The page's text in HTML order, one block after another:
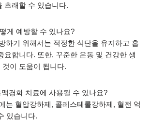
초래할 수 있습니다.
게 예방할 수 있나요?
하기 위해서는 적정한 식단을 유지하고 흡
요합니다. 또한, 꾸준한 운동 및 건강한 생
이 도움이 됩니다.
경화 치료에 사용될 수 있나요?
는 혈압강하제, 콜레스테롤강하제, 혈전 억
있습니다.